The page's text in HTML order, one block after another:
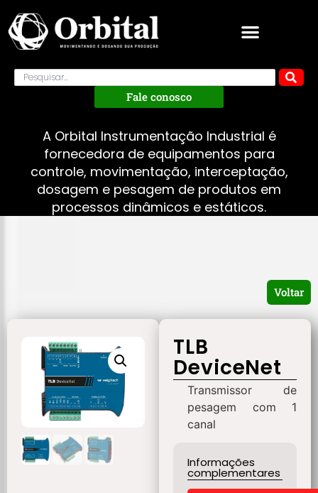
Fale conosco
A Orbital Instrumentação Industrial é
fornecedora de equipamentos para
controle, movimentação, interceptação,
dosagem e pesagem de produtos em
processos dinâmicos e estáticos.
Voltar
TLB
DeviceNet
Transmissor de
pesagem com 1
canal
Informações
complementares